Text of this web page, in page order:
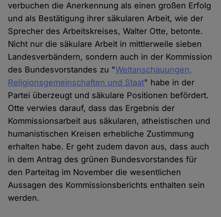
verbuchen die Anerkennung als einen großen Erfolg
und als Bestätigung ihrer säkularen Arbeit, wie der
Sprecher des Arbeitskreises, Walter Otte, betonte.
Nicht nur die säkulare Arbeit in mittlerweile sieben
Landesverbändern, sondern auch in der Kommission
des Bundesvorstandes zu "Weltanschauungen,
Religionsgemeinschaften und Staat" habe in der
Partei überzeugt und säkulare Positionen befördert.
Otte verwies darauf, dass das Ergebnis der
Kommissionsarbeit aus säkularen, atheistischen und
humanistischen Kreisen erhebliche Zustimmung
erhalten habe. Er geht zudem davon aus, dass auch
in dem Antrag des grünen Bundesvorstandes für
den Parteitag im November die wesentlichen
Aussagen des Kommissionsberichts enthalten sein
werden.